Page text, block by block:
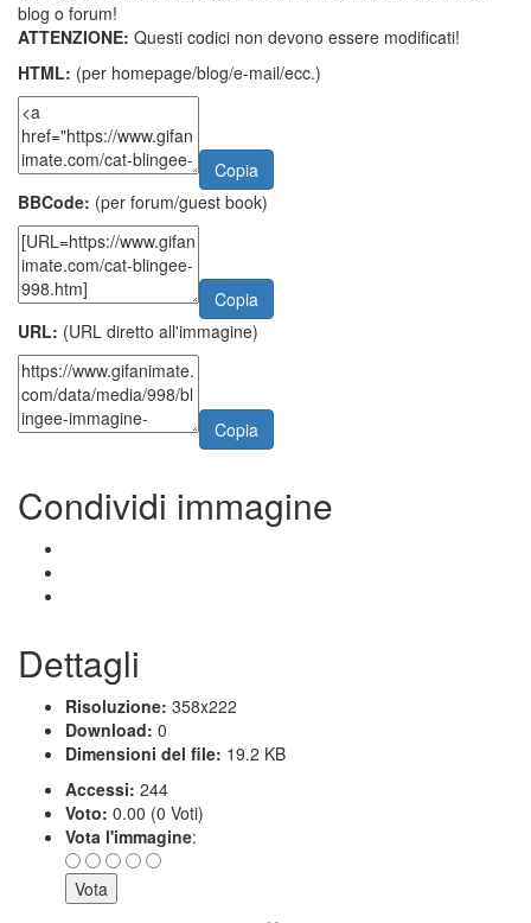
blog o forum!
ATTENZIONE: Questi codici non devono essere modificati!
HTML: (per homepage/blog/e-mail/ecc.)
Copia
BBCode: (per forum/guest book)
Copia
URL: (URL diretto all'immagine)
Copia
Condividi immagine
Dettagli
Risoluzione: 358x222
Download: 0
Dimensioni del file: 19.2 KB
Accessi: 244
Voto: 0.00 (0 Voti)
Vota l'immagine: